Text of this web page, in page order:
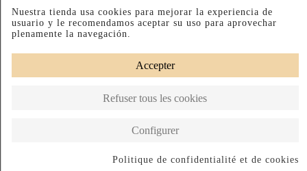
Nuestra tienda usa cookies para mejorar la experiencia de
usuario y le recomendamos aceptar su uso para aprovechar
plenamente la navegación.
Accepter
Refuser tous les cookies
Configurer
Politique de confidentialité et de cookies